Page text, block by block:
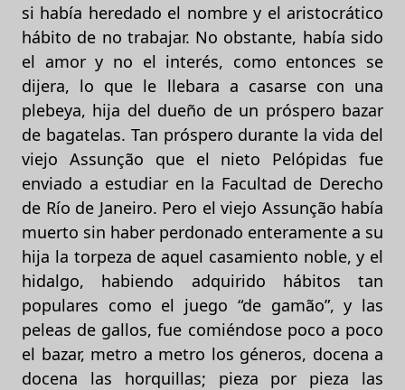
si había heredado el nombre y el aristocrático
hábito de no trabajar. No obstante, había sido
el amor y no el interés, como entonces se
dijera, lo que le llebara a casarse con una
plebeya, hija del dueño de un próspero bazar
de bagatelas. Tan próspero durante la vida del
viejo Assunção que el nieto Pelópidas fue
enviado a estudiar en la Facultad de Derecho
de Río de Janeiro. Pero el viejo Assunção había
muerto sin haber perdonado enteramente a su
hija la torpeza de aquel casamiento noble, y el
hidalgo, habiendo adquirido hábitos tan
populares como el juego “de gamão”, y las
peleas de gallos, fue comiéndose poco a poco
el bazar, metro a metro los géneros, docena a
docena las horquillas; pieza por pieza las